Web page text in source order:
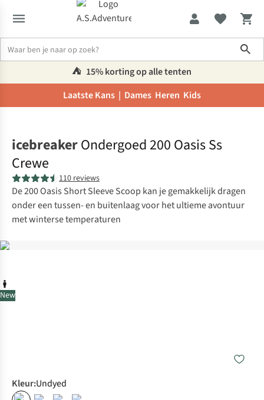
⛺️ 15% korting op alle tenten
Laatste Kans | Dames Heren Kids
New
icebreakerOndergoed 200 Oasis Ss
Crewe
110 reviews
De 200 Oasis Short Sleeve Scoop kan je gemakkelijk dragen
onder een tussen- en buitenlaag voor het ultieme avontuur
met winterse temperaturen
Kleur:Undyed